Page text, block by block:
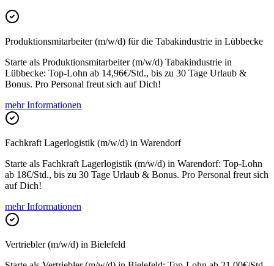
Produktionsmitarbeiter (m/w/d) für die Tabakindustrie in Lübbecke
Starte als Produktionsmitarbeiter (m/w/d) Tabakindustrie in
Lübbecke: Top-Lohn ab 14,96€/Std., bis zu 30 Tage Urlaub &
Bonus. Pro Personal freut sich auf Dich!
mehr Informationen
Fachkraft Lagerlogistik (m/w/d) in Warendorf
Starte als Fachkraft Lagerlogistik (m/w/d) in Warendorf: Top-Lohn
ab 18€/Std., bis zu 30 Tage Urlaub & Bonus. Pro Personal freut sich
auf Dich!
mehr Informationen
Vertriebler (m/w/d) in Bielefeld